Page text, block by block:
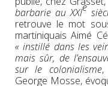
barbarie au XXIe
retrouve le mot
martiniquais Aimé
« instillé dans les
mais sûr, de
sur le colonialisme,
George Mosse,